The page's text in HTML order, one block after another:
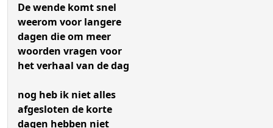
De wende komt snel
weerom voor langere
dagen die om meer
woorden vragen voor
het verhaal van de dag
nog heb ik niet alles
afgesloten de korte
dagen hebben niet